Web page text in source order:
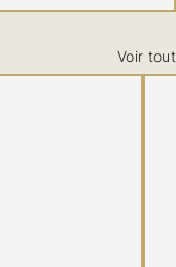
Voir tout